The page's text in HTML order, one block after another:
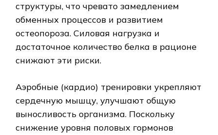
структуры, что чревато замедлением
обменных процессов и развитием
остеопороза. Силовая нагрузка и
достаточное количество белка в рационе
снижают эти риски.
Аэробные (кардио) тренировки укрепляют
сердечную мышцу, улучшают общую
выносливость организма. Поскольку
снижение уровня половых гормонов